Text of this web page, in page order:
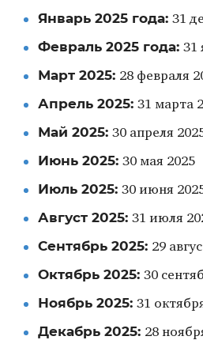
Январь 2025 года: 31
Февраль 2025 года: 31
Март 2025: 28 февраля
Апрель 2025: 31 марта
Май 2025: 30 апреля
Июнь 2025: 30 мая 2025
Июль 2025: 30 июня
Август 2025: 31 июля
Сентябрь 2025: 29
Октябрь 2025: 30
Ноябрь 2025: 31
Декабрь 2025: 28